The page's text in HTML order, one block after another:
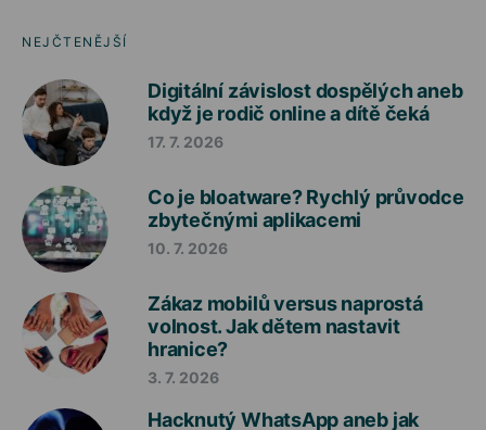
NEJČTENĚJŠÍ
Digitální závislost dospělých aneb
když je rodič online a dítě čeká
17. 7. 2026
Co je bloatware? Rychlý průvodce
zbytečnými aplikacemi
10. 7. 2026
Zákaz mobilů versus naprostá
volnost. Jak dětem nastavit
hranice?
3. 7. 2026
Hacknutý WhatsApp aneb jak